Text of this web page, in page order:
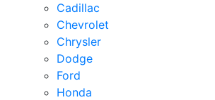
Cadillac
Chevrolet
Chrysler
Dodge
Ford
Honda